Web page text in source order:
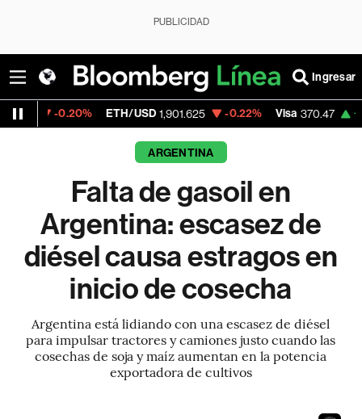
PUBLICIDAD
Ingresar
ETH/USD 1,901.625 -0.22% Visa 370.47 +0.52%
ARGENTINA
Falta de gasoil en
Argentina: escasez de
diésel causa estragos en
inicio de cosecha
Argentina está lidiando con una escasez de diésel
para impulsar tractores y camiones justo cuando las
cosechas de soja y maíz aumentan en la potencia
exportadora de cultivos